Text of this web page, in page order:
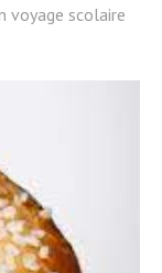
voyage scolaire